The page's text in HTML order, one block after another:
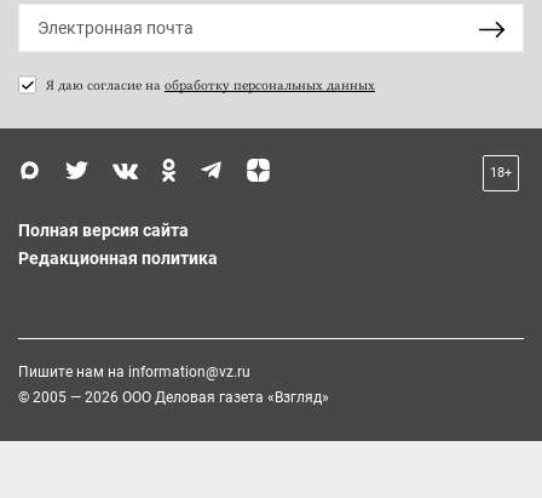
Я даю согласие на обработку персональных данных
18+
Полная версия сайта
Редакционная политика
Пишите нам на information@vz.ru
© 2005 — 2026 ООО Деловая газета «Взгляд»